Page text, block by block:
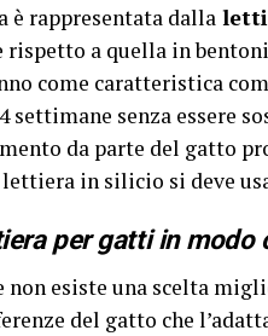
è rappresentata dalla
rispetto a quella in
come caratteristica
settimane senza essere
da parte del gatto
in silicio si deve
per gatti in modo
esiste una scelta
del gatto che